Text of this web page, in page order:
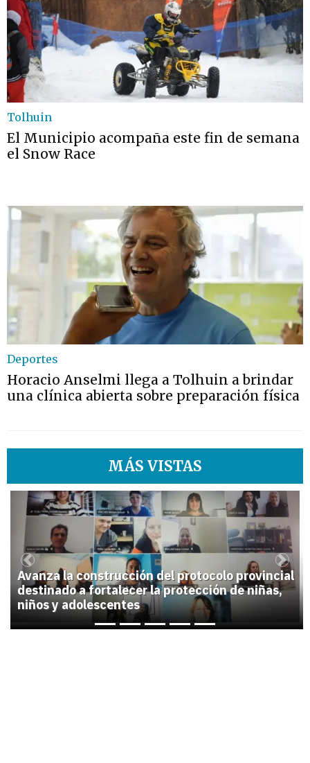
Tolhuin
El Municipio acompaña este fin de semana
el Snow Race
Deportes
Horacio Anselmi llega a Tolhuin a brindar
una clínica abierta sobre preparación física
MÁS VISTAS
1
Avanza la construcción del protocolo provincial
destinado a fortalecer la protección de niñas,
niños y adolescentes
Previous Next